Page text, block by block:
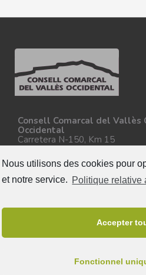
Nous utilisons des cookies pour
et notre service. Politique relative
Accepter
Fonctionnel
Consell Comarcal del Vallès
Occidental
Carretera N-150, Km 15
08227 - Terrassa
Tel. 93 727 35 34
Plus d'informations